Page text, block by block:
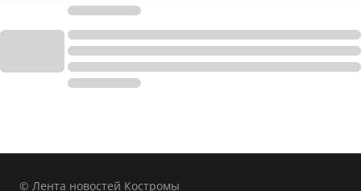
© Лента новостей Костромы